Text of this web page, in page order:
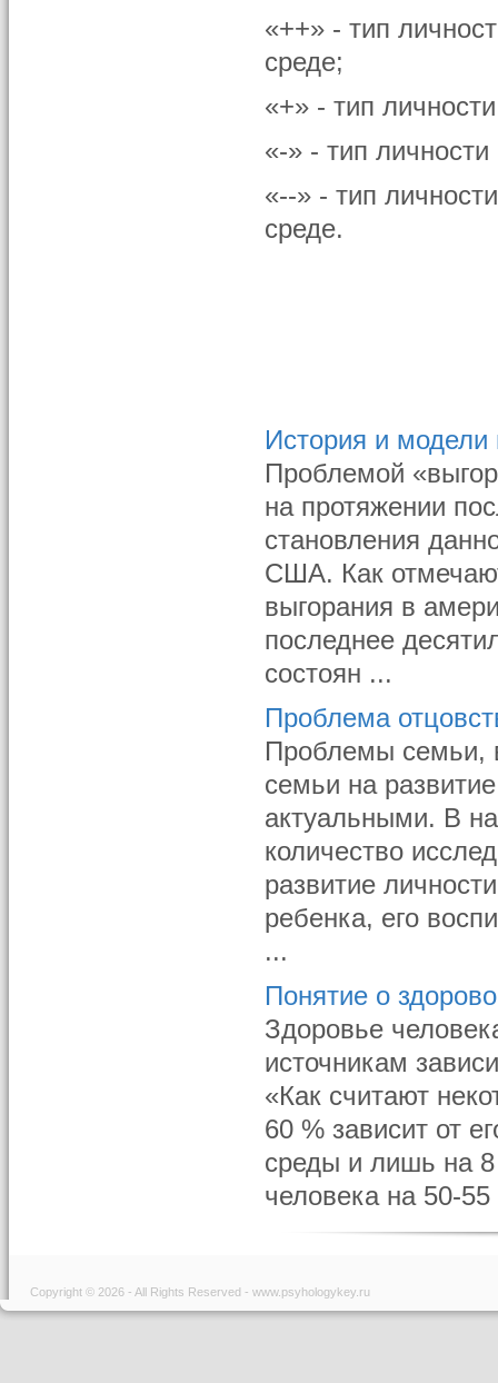
«++» - тип
среде;
«+» - тип
«-» - тип
«--» - тип
среде.
История и модели
Проблемой
на протяжении
становления
США. Как
выгорания в
последнее
состоян ...
Проблема
Проблемы семьи,
семьи на
актуальными. В
количество
развитие
ребенка, его
...
Понятие о
Здоровье
источникам
«Как считают
60 % зависит от
среды и лишь на
человека на 50-
Copyright © 2026 - All Rights Reserved - www.psyhologykey.ru